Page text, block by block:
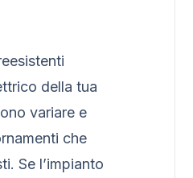
della tua
variare e
che
Se l’impianto